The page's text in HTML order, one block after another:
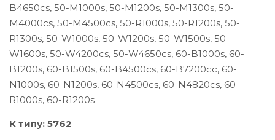
B4650cs, 50-M1000s, 50-M1200s, 50-M1300s, 50-
M4000cs, 50-M4500cs, 50-R1000s, 50-R1200s, 50-
R1300s, 50-W1000s, 50-W1200s, 50-W1500s, 50-
W1600s, 50-W4200cs, 50-W4650cs, 60-B1000s, 60-
B1200s, 60-B1500s, 60-B4500cs, 60-B7200cc, 60-
N1000s, 60-N1200s, 60-N4500cs, 60-N4820cs, 60-
R1000s, 60-R1200s
К типу: 5762